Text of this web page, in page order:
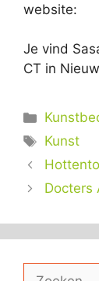
website:
Je vind
CT in
Tags
Kunst
Docters
Zoek